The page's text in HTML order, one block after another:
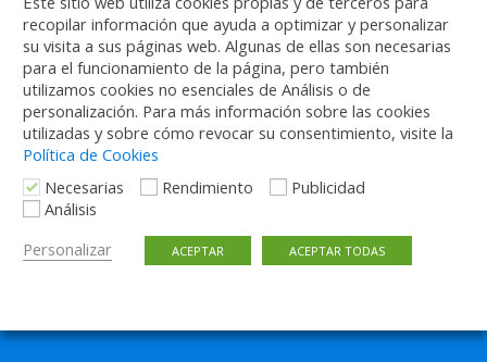
Volver arriba
Móvil Escritorio
recopilar información que ayuda a optimizar y personalizar
su visita a sus páginas web. Algunas de ellas son necesarias
para el funcionamiento de la página, pero también
utilizamos cookies no esenciales de Análisis o de
personalización. Para más información sobre las cookies
utilizadas y sobre cómo revocar su consentimiento, visite la
Política de Cookies
Necesarias
Rendimiento
Publicidad
Análisis
Personalizar
ACEPTAR ACEPTAR TODAS